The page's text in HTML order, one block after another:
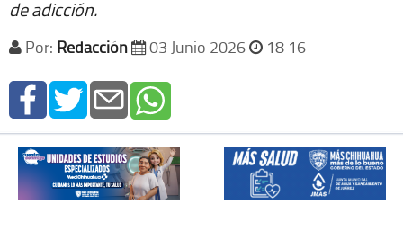
de adicción.
Por: Redacción 03 Junio 2026 18 16